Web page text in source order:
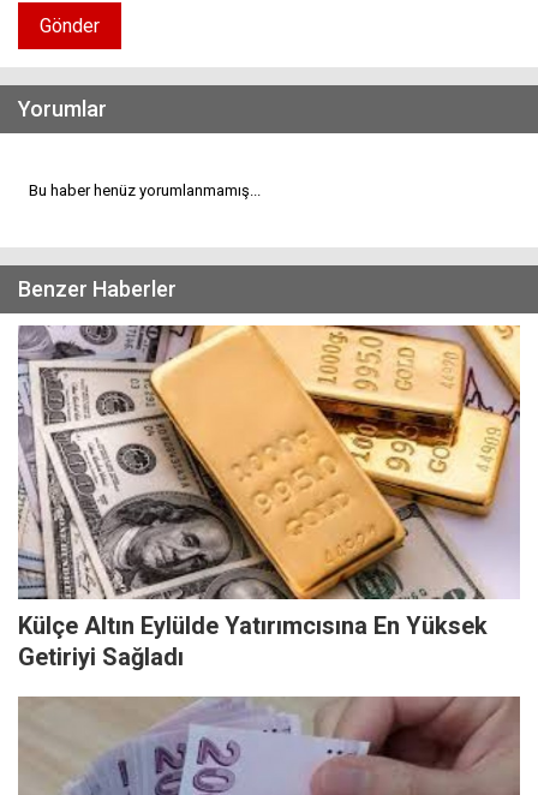
Gönder
Yorumlar
Bu haber henüz yorumlanmamış...
Benzer Haberler
Külçe Altın Eylülde Yatırımcısına En Yüksek
Getiriyi Sağladı